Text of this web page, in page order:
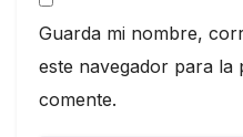
Guarda mi nombre,
este navegador para la
comente.